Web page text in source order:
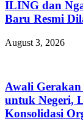
ILING dan
Baru Resmi
August 3, 2026
Awali
untuk Negeri,
Konsolidasi